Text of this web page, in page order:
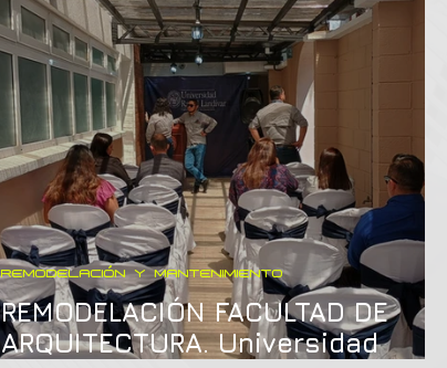
REMODELACIÓN FACULTAD DE
ARQUITECTURA. Universidad
REMODELACIÓN Y MANTENIMIENTO